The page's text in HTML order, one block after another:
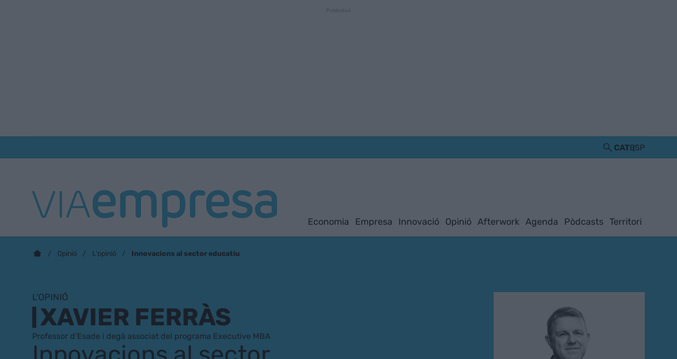
CATESP
Economia Empresa Innovació Opinió Afterwork Agenda Pòdcasts Territori
Opinió L'opinió Innovacions al sector educatiu
L'OPINIÓ
XAVIER FERRÀS
Professor d’Esade i degà associat del programa Executive MBA